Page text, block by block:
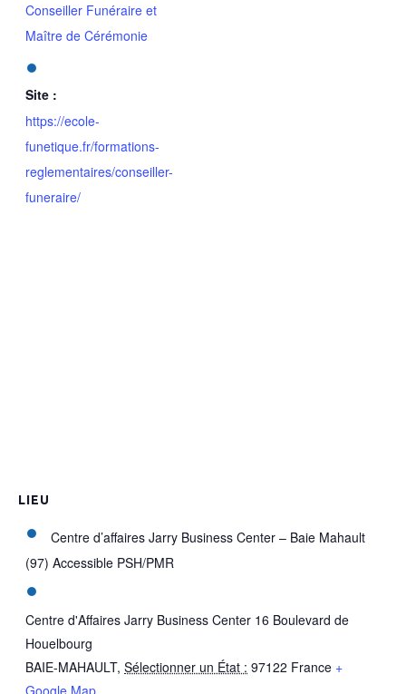
Conseiller Funéraire et
Maître de Cérémonie
Site :
https://ecole-
funetique.fr/formations-
reglementaires/conseiller-
funeraire/
LIEU
Centre d’affaires Jarry Business Center – Baie Mahault
(97) Accessible PSH/PMR
Centre d'Affaires Jarry Business Center 16 Boulevard de
Houelbourg
BAIE-MAHAULT, Sélectionner un État : 97122 France +
Google Map